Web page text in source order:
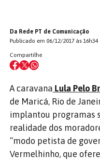
Da Rede PT de Comunicação
Publicado em 06/12/2017 às 16h34
Compartilhe
A caravana Lula Pelo
de Maricá, Rio de
implantou programas
realidade dos
“modo petista de
Vermelhinho, que